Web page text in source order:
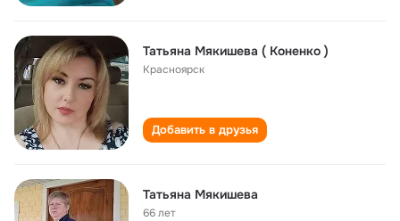
Татьяна Мякишева ( Коненко )
Красноярск
Добавить в друзья
Татьяна Мякишева
66 лет